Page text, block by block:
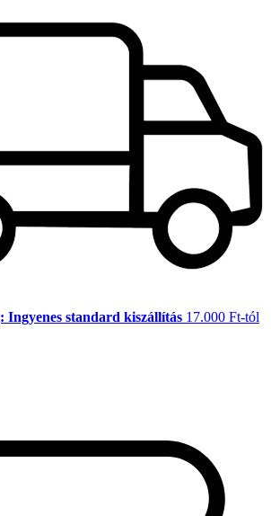
Ingyenes standard kiszállítás 17.000 Ft-tól